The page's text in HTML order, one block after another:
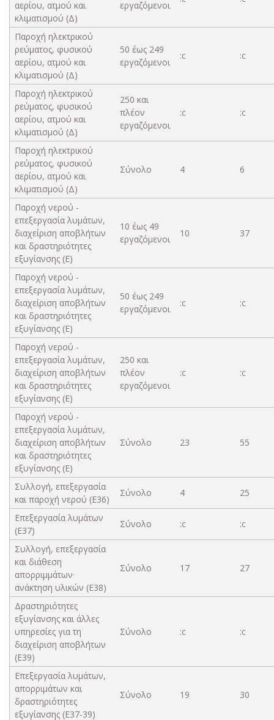
αερίου, ατμού και
κλιματισμού (Δ)
εργαζόμενοι
Παροχή ηλεκτρικού
ρεύματος, φυσικού
αερίου, ατμού και
κλιματισμού (Δ)
50 έως 249
εργαζόμενοι
:c :c
Παροχή ηλεκτρικού
ρεύματος, φυσικού
αερίου, ατμού και
κλιματισμού (Δ)
250 και
πλέον
εργαζόμενοι
:c :c
Παροχή ηλεκτρικού
ρεύματος, φυσικού
αερίου, ατμού και
κλιματισμού (Δ)
Σύνολο 4 6
Παροχή νερού -
επεξεργασία λυμάτων,
διαχείριση αποβλήτων
και δραστηριότητες
εξυγίανσης (Ε)
10 έως 49
εργαζόμενοι
10 37
Παροχή νερού -
επεξεργασία λυμάτων,
διαχείριση αποβλήτων
και δραστηριότητες
εξυγίανσης (Ε)
50 έως 249
εργαζόμενοι
:c :c
Παροχή νερού -
επεξεργασία λυμάτων,
διαχείριση αποβλήτων
και δραστηριότητες
εξυγίανσης (Ε)
250 και
πλέον
εργαζόμενοι
:c :c
Παροχή νερού -
επεξεργασία λυμάτων,
διαχείριση αποβλήτων
και δραστηριότητες
εξυγίανσης (Ε)
Σύνολο 23 55
Συλλογή, επεξεργασία
και παροχή νερού (E36)
Σύνολο 4 25
Επεξεργασία λυμάτων
(E37)
Σύνολο :c :c
Συλλογή, επεξεργασία
και διάθεση
απορριμμάτων·
ανάκτηση υλικών (E38)
Σύνολο 17 27
Δραστηριότητες
εξυγίανσης και άλλες
υπηρεσίες για τη
διαχείριση αποβλήτων
(E39)
Σύνολο :c :c
Επεξεργασία λυμάτων,
απορριμάτων και
δραστηριότητες
εξυγίανσης (Ε37-39)
Σύνολο 19 30